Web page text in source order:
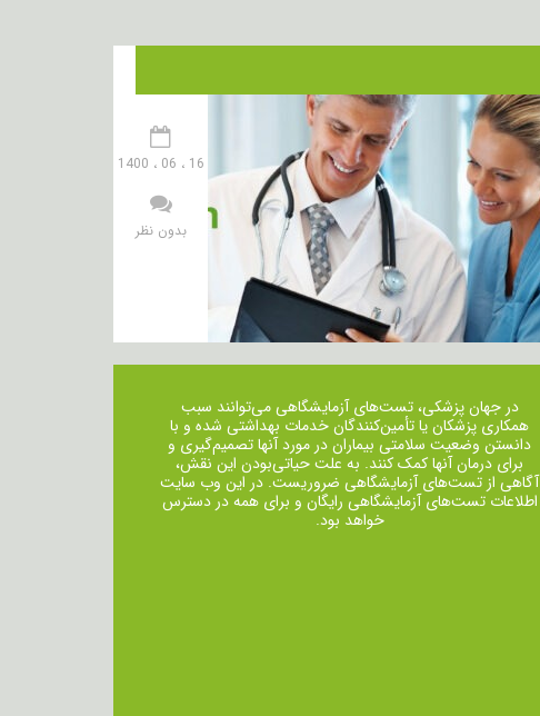
16 ، 06 ، 1400
بدون نظر
در جهان پزشکی، تست‌های آزمایشگاهی می‌توانند سبب
همکاری پزشکان یا تأمین‌کنندگان خدمات بهداشتی شده و با
دانستن وضعیت سلامتی بیماران در مورد آنها تصمیم‌گیری و
برای درمان ‌آنها کمک کنند. به علت حیاتی‌بودن این نقش،
آگاهی از تست‌های آزمایشگاهی ضروریست. در این وب سایت
اطلاعات تست‌های آزمایشگاهی رایگان و برای همه در دسترس
خواهد بود.